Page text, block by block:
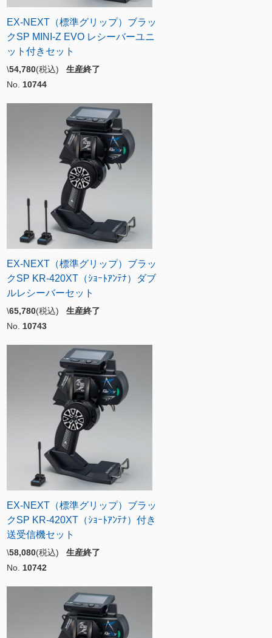
EX-NEXT（標準グリップ）ブラッ
クSP MINI-Z EVO レシーバーユニ
ット付きセット
\54,780(税込) 生産終了
No. 10744
EX-NEXT（標準グリップ）ブラッ
クSP KR-420XT（ｼｮｰﾄｱﾝﾃﾅ）ダブ
ルレシーバーセット
\65,780(税込) 生産終了
No. 10743
EX-NEXT（標準グリップ）ブラッ
クSP KR-420XT（ｼｮｰﾄｱﾝﾃﾅ）付き
送受信機セット
\58,080(税込) 生産終了
No. 10742